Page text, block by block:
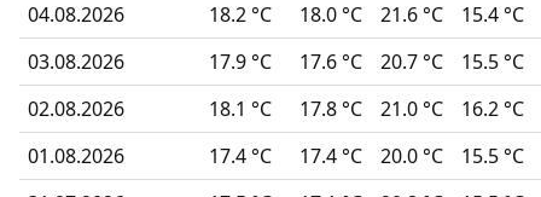
04.08.2026
18.2 °C 18.0 °C 21.6 °C
15.4 °C
03.08.2026
17.9 °C 17.6 °C 20.7 °C
15.5 °C
02.08.2026
18.1 °C 17.8 °C 21.0 °C
16.2 °C
01.08.2026
17.4 °C 17.4 °C 20.0 °C
15.5 °C